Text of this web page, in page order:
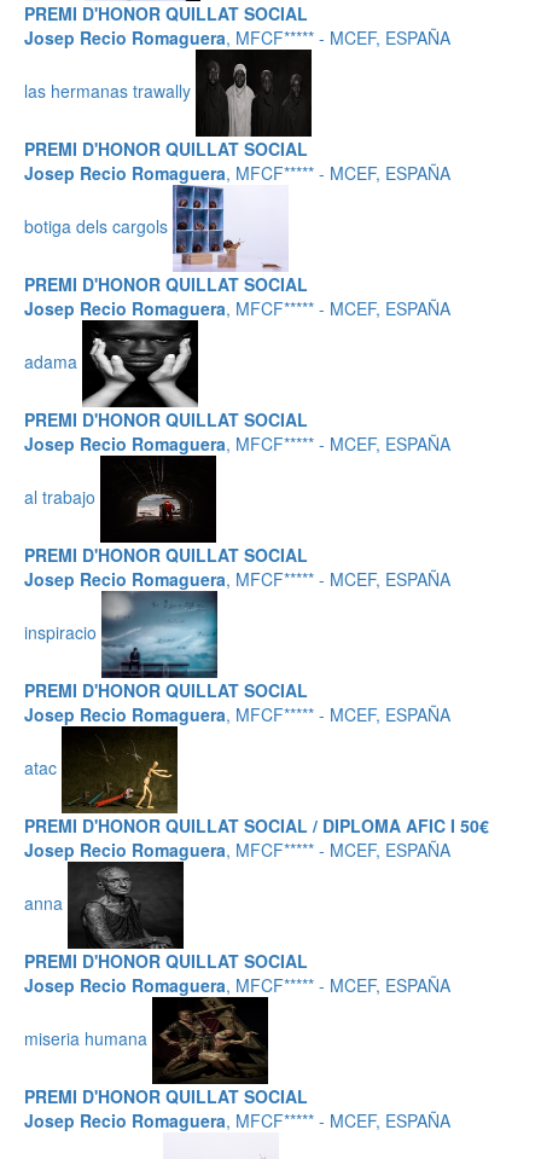
PREMI D'HONOR QUILLAT SOCIAL
Josep Recio Romaguera, MFCF***** - MCEF, ESPAÑA
las hermanas trawally
PREMI D'HONOR QUILLAT SOCIAL
Josep Recio Romaguera, MFCF***** - MCEF, ESPAÑA
botiga dels cargols
PREMI D'HONOR QUILLAT SOCIAL
Josep Recio Romaguera, MFCF***** - MCEF, ESPAÑA
adama
PREMI D'HONOR QUILLAT SOCIAL
Josep Recio Romaguera, MFCF***** - MCEF, ESPAÑA
al trabajo
PREMI D'HONOR QUILLAT SOCIAL
Josep Recio Romaguera, MFCF***** - MCEF, ESPAÑA
inspiracio
PREMI D'HONOR QUILLAT SOCIAL
Josep Recio Romaguera, MFCF***** - MCEF, ESPAÑA
atac
PREMI D'HONOR QUILLAT SOCIAL / DIPLOMA AFIC I 50€
Josep Recio Romaguera, MFCF***** - MCEF, ESPAÑA
anna
PREMI D'HONOR QUILLAT SOCIAL
Josep Recio Romaguera, MFCF***** - MCEF, ESPAÑA
miseria humana
PREMI D'HONOR QUILLAT SOCIAL
Josep Recio Romaguera, MFCF***** - MCEF, ESPAÑA